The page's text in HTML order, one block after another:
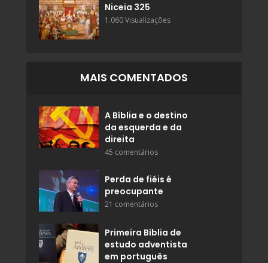
Niceia 325
1.060 Visualizações
MAIS COMENTADOS
A Bíblia e o destino
da esquerda e da
direita
45 comentários
Perda de fiéis é
preocupante
21 comentários
Primeira Bíblia de
estudo adventista
em português